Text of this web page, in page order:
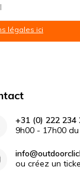
légales ici
+31 (0) 222 234
9h00 - 17h00
ou créez un